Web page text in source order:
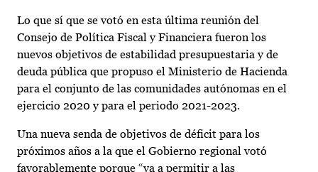
Lo que sí que se votó en esta última reunión del
Consejo de Política Fiscal y Financiera fueron los
nuevos objetivos de estabilidad presupuestaria y de
deuda pública que propuso el Ministerio de Hacienda
para el conjunto de las comunidades autónomas en el
ejercicio 2020 y para el periodo 2021-2023.
Una nueva senda de objetivos de déficit para los
próximos años a la que el Gobierno regional votó
favorablemente porque “va a permitir a las